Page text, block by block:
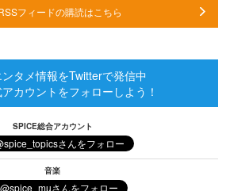
フィードの購読はこちら
タメ情報をTwitterで発信中
カウントをフォローしよう！
SPICE総合アカウント
音楽